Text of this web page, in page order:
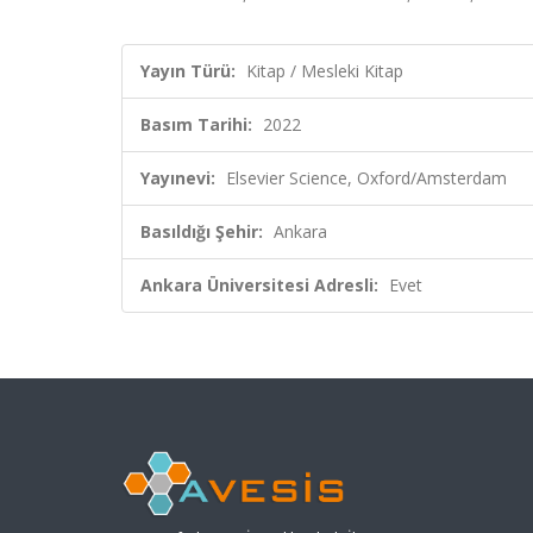
Yayın Türü: Kitap / Mesleki Kitap
Basım Tarihi: 2022
Yayınevi: Elsevier Science, Oxford/Amsterdam
Basıldığı Şehir: Ankara
Ankara Üniversitesi Adresli: Evet